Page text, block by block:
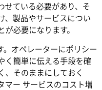
せている必要があり、そ
、製品やサービスについ
必要になります。
オペレーターにポリシー
く簡単に伝える手段を確
、そのままにしておく
マー サービスのコスト増